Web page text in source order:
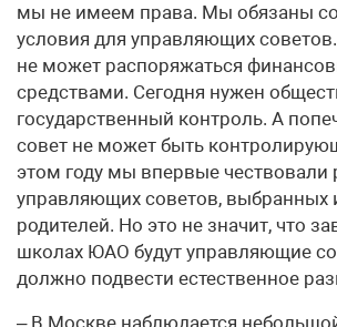
мы не имеем права. Мы обязаны
условия для управляющих
не может распоряжаться
средствами. Сегодня нужен
государственный контроль. А
совет не может быть
этом году мы впервые чествовали
управляющих советов, выбранных
родителей. Но это не значит, что
школах ЮАО будут управляющие
должно подвести естественное
– В Москве наблюдается